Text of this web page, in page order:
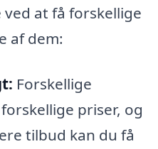
at få forskellige
af dem:
Forskellige
priser, og
tilbud kan du få